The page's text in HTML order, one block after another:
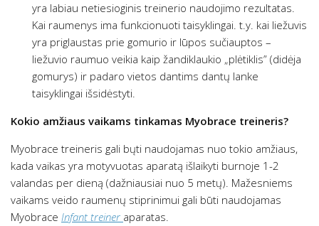
yra labiau netiesioginis treinerio naudojimo rezultatas.
Kai raumenys ima funkcionuoti taisyklingai. t.y. kai liežuvis
yra priglaustas prie gomurio ir lūpos sučiauptos –
liežuvio raumuo veikia kaip žandiklaukio „plėtiklis” (didėja
gomurys) ir padaro vietos dantims dantų lanke
taisyklingai išsidėstyti.
Kokio amžiaus vaikams tinkamas Myobrace treineris?
Myobrace treineris gali bųti naudojamas nuo tokio amžiaus,
kada vaikas yra motyvuotas aparatą išlaikyti burnoje 1-2
valandas per dieną (dažniausiai nuo 5 metų). Mažesniems
vaikams veido raumenų stiprinimui gali būti naudojamas
Myobrace Infant treiner aparatas.